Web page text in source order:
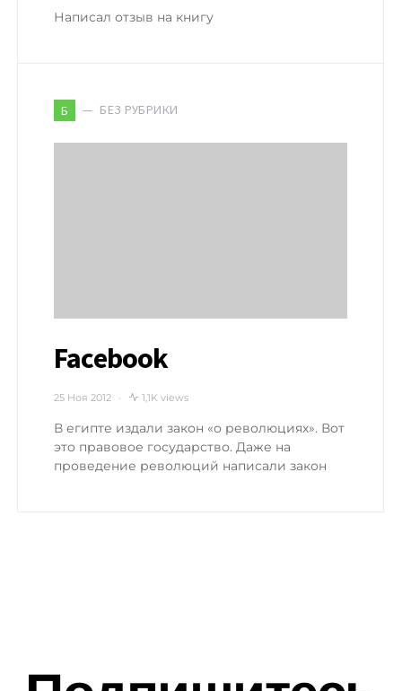
Написал отзыв на книгу
Б БЕЗ РУБРИКИ
Facebook
25 Ноя 2012 1,1K views
В египте издали закон «о революциях». Вот
это правовое государство. Даже на
проведение революций написали закон